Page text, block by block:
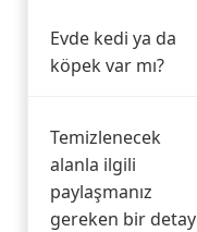
Evde kedi ya da
köpek var mı?
Temizlenecek
alanla ilgili
paylaşmanız
gereken bir detay